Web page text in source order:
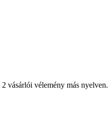
vásárlói vélemény más nyelven.